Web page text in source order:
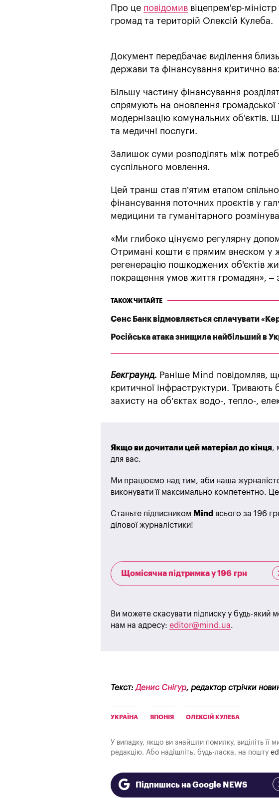
Про це повідомив віцепрем'єр-
громад та територій Олексій Кулеба.
Документ передбачає виділення
держави та фінансування критично
Більшу частину фінансування
спрямують на оновлення
модернізацію комунальних об'єктів.
та медичні послуги.
Залишок суми розподілять між
суспільного мовлення.
Цей транш став п’ятим етапом
фінансування поточних проєктів у
медицини та гуманітарного
«Ми глибоко цінуємо регулярну
Отримані кошти є прямим внеском у
регенерацію пошкоджених об'єктів
покращення умов життя громадян», –
ТАКОЖ ЧИТАЙТЕ
Сенс Банк відмовляється сплачувати
Російська атака знищила найбільший в
Бекграунд. Раніше Mind повідомляв,
критичної інфраструктури. Тривають
захисту на об’єктах водо-, тепло-,
Якщо ви дочитали цей матеріал до кінця,
для вас.
Ми працюємо над тим, аби наша
виконувати її максимально компетентно.
Станьте підписником Mind всього за 196
ділової журналістики!
Щомісячна підтримка у 196 грн
Ви можете скасувати підписку у будь-який
нам на адресу: editor@mind.ua.
Текст:Денис Снігур, редактор стрічки
УКРАЇНА ЯПОНІЯ ОЛЕКСІЙ КУЛЕБА
У випадку, якщо ви знайшли помилку, виділіть
редакцію. Або надішліть, будь-ласка, на пошту
Підпишись на Google NEWS